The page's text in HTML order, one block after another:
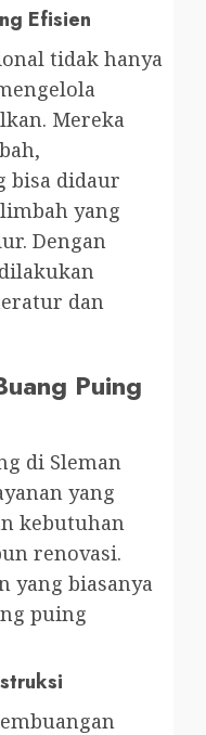
Efisien
tidak hanya
Mereka
bisa didaur
yang
Dengan
dan
Puing
di Sleman
yang
kebutuhan
renovasi.
yang biasanya
puing